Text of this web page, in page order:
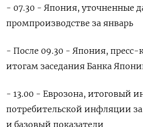
- 07.30 - Япония, уточненные
промпроизводстве за январь
- После 09.30 - Япония,
итогам заседания Банка
- 13.00 - Еврозона, итоговый
потребительской инфляции
и базовый показатели